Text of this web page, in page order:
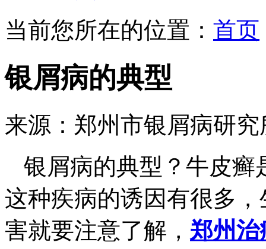
当前您所在的位置： 首页
银屑病的典型
来源：郑州市银屑病研究
银屑病的典型？牛皮癣
这种疾病的诱因有很多
害就要注意了解， 郑州